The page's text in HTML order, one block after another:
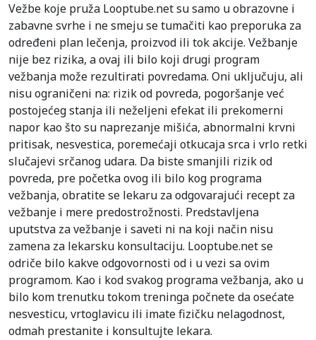
Vežbe koje pruža Looptube.net su samo u obrazovne i
zabavne svrhe i ne smeju se tumačiti kao preporuka za
određeni plan lečenja, proizvod ili tok akcije. Vežbanje
nije bez rizika, a ovaj ili bilo koji drugi program
vežbanja može rezultirati povredama. Oni uključuju, ali
nisu ograničeni na: rizik od povreda, pogoršanje već
postojećeg stanja ili neželjeni efekat ili prekomerni
napor kao što su naprezanje mišića, abnormalni krvni
pritisak, nesvestica, poremećaji otkucaja srca i vrlo retki
slučajevi srčanog udara. Da biste smanjili rizik od
povreda, pre početka ovog ili bilo kog programa
vežbanja, obratite se lekaru za odgovarajući recept za
vežbanje i mere predostrožnosti. Predstavljena
uputstva za vežbanje i saveti ni na koji način nisu
zamena za lekarsku konsultaciju. Looptube.net se
odriče bilo kakve odgovornosti od i u vezi sa ovim
programom. Kao i kod svakog programa vežbanja, ako u
bilo kom trenutku tokom treninga počnete da osećate
nesvesticu, vrtoglavicu ili imate fizičku nelagodnost,
odmah prestanite i konsultujte lekara.